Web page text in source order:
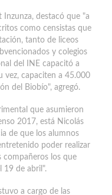
destacó que "a
como censistas que
tanto de liceos
y colegios
del INE capacitó a
vez, capaciten a 45.000
del Biobío", agregó.
que asumieron
2017, está Nicolás
de que los alumnos
poder realizar
compañeros los que
19 de abril".
a cargo de las